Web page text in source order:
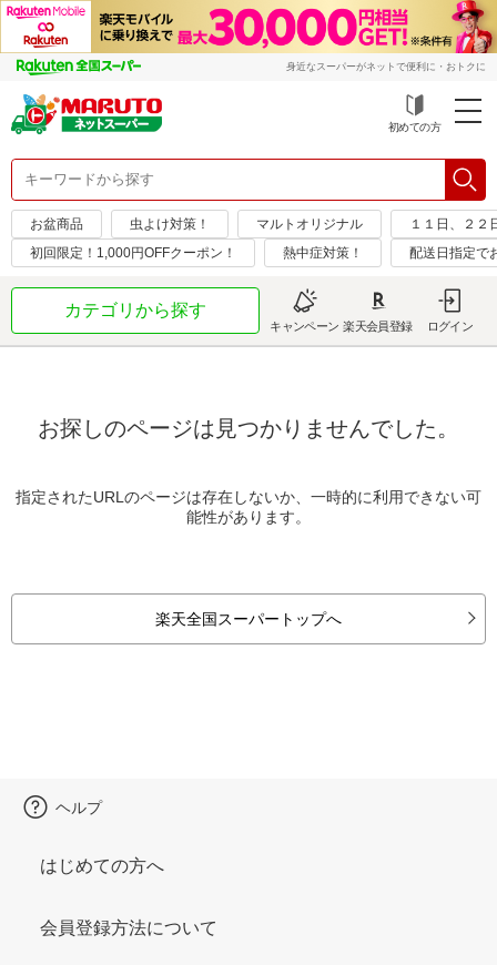
身近なスーパーがネットで便利に・おトクに
初めての方
お盆商品 虫よけ対策！ マルトオリジナル
１１日、２２
初回限定！1,000円OFFクーポン！
熱中症対策！ 配送日指定で
カテゴリから探す
キャンペーン 楽天会員登録 ログイン
お探しのページは見つかりませんでした。
指定されたURLのページは存在しないか、一時的に利用できない可
能性があります。
楽天全国スーパートップへ
ヘルプ
はじめての方へ
会員登録方法について